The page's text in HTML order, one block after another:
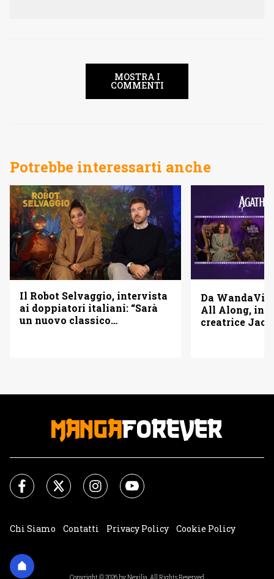
MOSTRA I
COMMENTI
Potrebbe interessarti anche
Il Robot Selvaggio, intervista
ai doppiatori italiani: “Sarà
un nuovo classico
Da
All Along,
creatrice Jac
Chi Siamo Contatti Privacy Policy
Cookie Policy